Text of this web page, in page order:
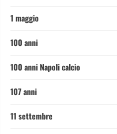
1 maggio
100 anni
100 anni Napoli calcio
107 anni
11 settembre